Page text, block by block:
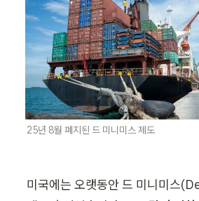
25년 8월 폐지된 드 미니미스 제도
미국에는 오랫동안 드 미니미스